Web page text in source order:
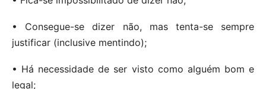
• Consegue-se dizer não, mas tenta-se sempre
justificar (inclusive mentindo);
• Há necessidade de ser visto como alguém bom e
legal;